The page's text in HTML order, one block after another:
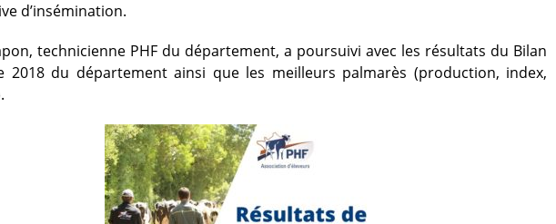
d’insémination.
technicienne PHF du département, a poursuivi avec les résultats du Bilan
2018 du département ainsi que les meilleurs palmarès (production, index,